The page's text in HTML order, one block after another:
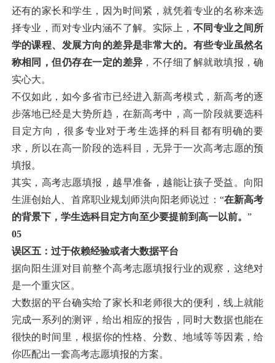
还有的家长和学生，因为时间紧，就凭着专业的名称来选
择专业，而对专业内涵不了解。实际上， 不同专业之间所
学的课程、发展方向的差异是非常大的。有些专业虽然名
称相同，但仍存在一定的差异 ，不仔细了解就敢填报，确
实心大。
不仅如此，如今多省市已经进入新高考模式，新高考的逐
步落地已经是大势所趋，在新高考中，高一阶段就要选科
目定方向，很多专业对于考生选择的科目都有明确的要
求，所以在高一阶段的选科目，无异于一次高考志愿的预
填报。
其实，高考志愿填报，越早准备，越能让孩子受益。向阳
生涯创始人、首席职业规划师洪向阳老师说过：“在新高考
的背景下，学生选科目定方向至少要提前到高一以前。 ”
05
误区五：过于依赖经验或者大数据平台
据向阳生涯对目前整个高考志愿填报行业的观察，这绝对
是一个重灾区。
大数据的平台确实给了家长和老师很大的便利，线上就能
完成一系列的测评，给出相应的报告，同时大数据也能在
很快的时间里，根据你的性格、分数、地域等等因素，给
你匹配出一套高考志愿填报的方案。